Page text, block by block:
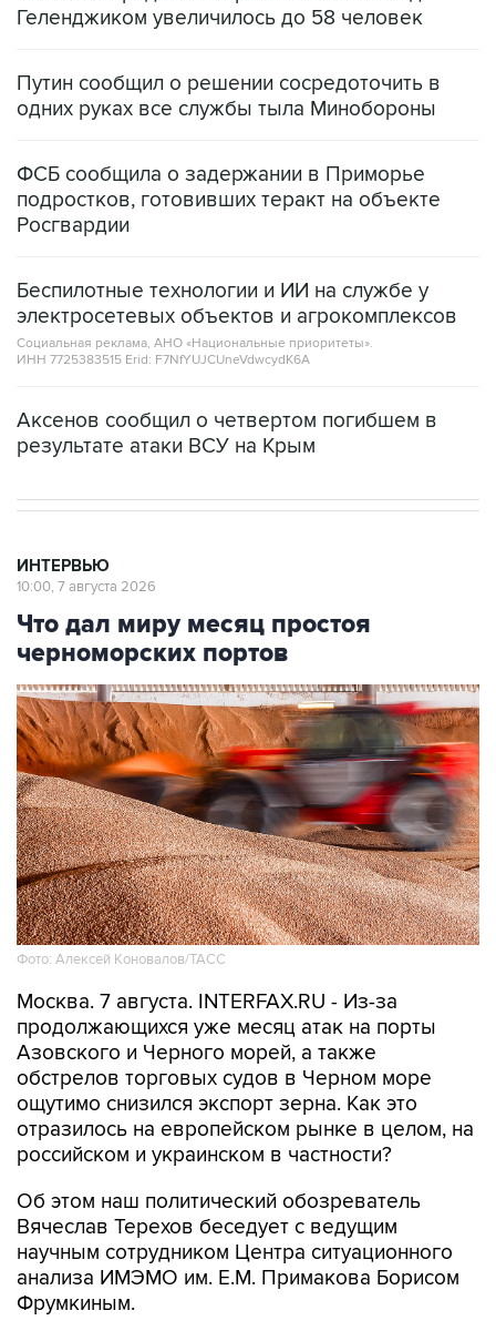
Геленджиком увеличилось до 58 человек
Путин сообщил о решении сосредоточить в
одних руках все службы тыла Минобороны
ФСБ сообщила о задержании в Приморье
подростков, готовивших теракт на объекте
Росгвардии
Беспилотные технологии и ИИ на службе у
электросетевых объектов и агрокомплексов
Социальная реклама, АНО «Национальные приоритеты».
ИНН 7725383515 Erid: F7NfYUJCUneVdwcydK6A
Аксенов сообщил о четвертом погибшем в
результате атаки ВСУ на Крым
ИНТЕРВЬЮ
10:00, 7 августа 2026
Что дал миру месяц простоя
черноморских портов
Фото: Алексей Коновалов/ТАСС
Москва. 7 августа. INTERFAX.RU - Из-за
продолжающихся уже месяц атак на порты
Азовского и Черного морей, а также
обстрелов торговых судов в Черном море
ощутимо снизился экспорт зерна. Как это
отразилось на европейском рынке в целом, на
российском и украинском в частности?
Об этом наш политический обозреватель
Вячеслав Терехов беседует с ведущим
научным сотрудником Центра ситуационного
анализа ИМЭМО им. Е.М. Примакова Борисом
Фрумкиным.